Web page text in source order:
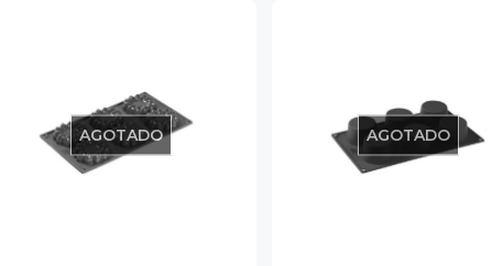
AGOTADO AGOTADO